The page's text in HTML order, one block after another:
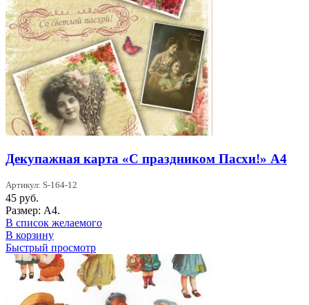
Декупажная карта «С праздником Пасхи!» А4
Артикул: S-164-12
45 руб.
Размер: А4.
В список желаемого
В корзину
Быстрый просмотр